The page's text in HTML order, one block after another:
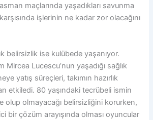
maçlarında yaşadıkları savunma
işlerinin ne kadar zor olacağını
belirsizlik ise kulübede yaşanıyor.
Mircea Lucescu’nun yaşadığı sağlık
yatış süreçleri, takımın hazırlık
etkiledi. 80 yaşındaki tecrübeli ismin
olup olmayacağı belirsizliğini korurken,
bir çözüm arayışında olması oyuncular